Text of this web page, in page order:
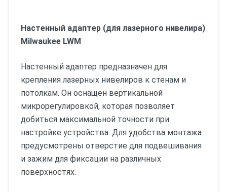
Настенный адаптер (для лазерного нивелира)
Milwaukee LWM
Настенный адаптер предназначен для
крепления лазерных нивелиров к стенам и
потолкам. Он оснащен вертикальной
микрорегулировкой, которая позволяет
добиться максимальной точности при
настройке устройства. Для удобства монтажа
предусмотрены отверстие для подвешивания
и зажим для фиксации на различных
поверхностях.